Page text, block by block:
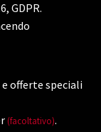
GDPR.
offerte speciali
(facoltativo).